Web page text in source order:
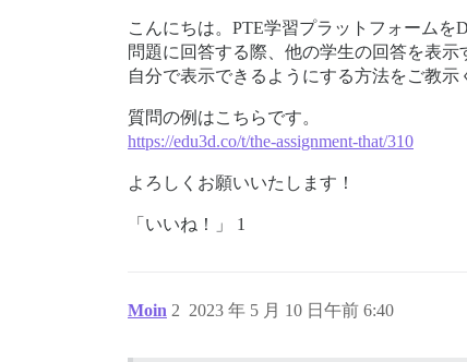
こんにちは。PTE学習プラットフォームを
問題に回答する際、他の学生の回答を表
自分で表示できるようにする方法をご教示
質問の例はこちらです。
https://edu3d.co/t/the-assignment-that/310
よろしくお願いいたします！
「いいね！」 1
Moin 2023 年 5 月 10 日午前 6:40
2